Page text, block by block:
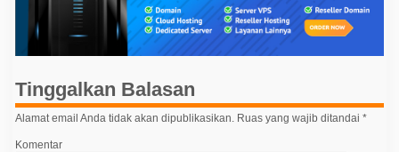
i
p
o
s
Tinggalkan Balasan
Alamat email Anda tidak akan dipublikasikan. Ruas yang wajib ditandai *
Komentar